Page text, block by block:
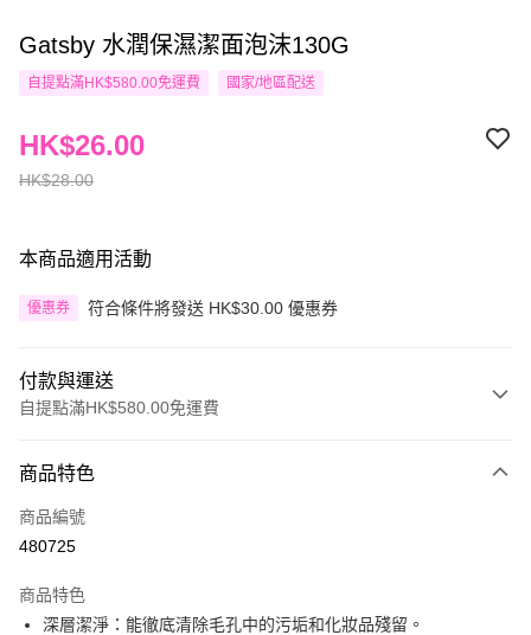
Gatsby 水潤保濕潔面泡沫130G
自提點滿HK$580.00免運費 國家/地區配送
HK$28.00
HK$26.00
本商品適用活動
優惠券 符合條件將發送 HK$30.00 優惠券
付款與運送
自提點滿HK$580.00免運費
信用卡
Apple Pay
AlipayHK
商品特色
商品編號
480725
商品特色
深層潔淨：能徹底清除毛孔中的污垢和化妝品殘留。